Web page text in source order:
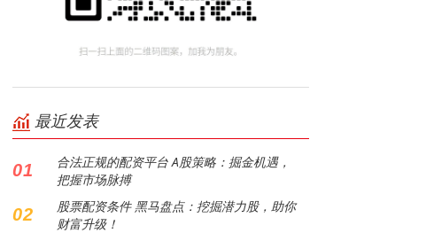
最近发表
01
合法正规的配资平台 A股策略：掘金机遇，
把握市场脉搏
02
股票配资条件 黑马盘点：挖掘潜力股，助你
财富升级！